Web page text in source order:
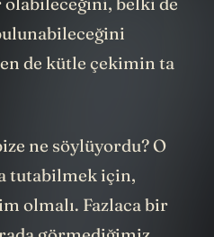
belki de
de kütle çekimin ta
ne söylüyordu? O
tutabilmek için,
olmalı. Fazlaca bir